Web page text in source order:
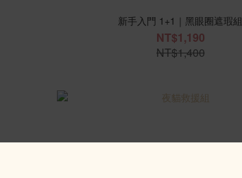
新手入門 1+1｜黑眼圈遮瑕組
NT$1,190
NT$1,400